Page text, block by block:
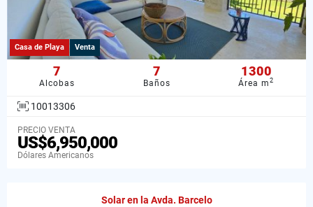
Casa de Playa Venta
7
Alcobas
7
Baños
1300
Área m2
10013306
PRECIO VENTA
US$6,950,000
Dólares Americanos
Solar en la Avda. Barcelo